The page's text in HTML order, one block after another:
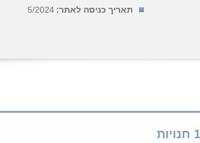
תאריך כניסה לאתר: 5/2024